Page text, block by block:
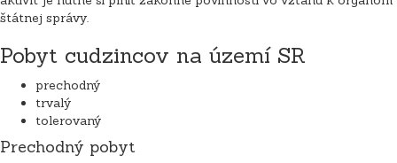
štátnej správy.
Pobyt cudzincov na území SR
prechodný
trvalý
tolerovaný
Prechodný pobyt